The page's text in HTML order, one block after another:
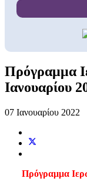
Πρόγραμμα
Ιανουαρίου
07 Ιανουαρίου 2022
Πρόγραμμα